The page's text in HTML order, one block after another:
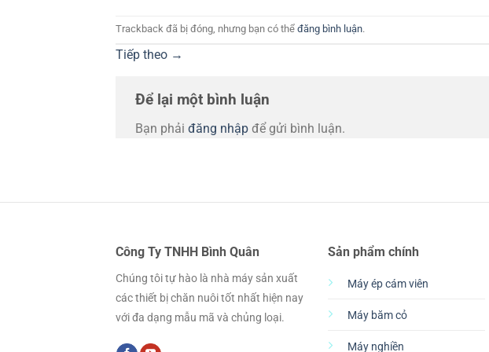
Trackback đã bị đóng, nhưng bạn có thể đăng bình luận.
Tiếp theo →
Để lại một bình luận
Bạn phải đăng nhập để gửi bình luận.
Công Ty TNHH Bình Quân
Chúng tôi tự hào là nhà máy sản xuất
các thiết bị chăn nuôi tốt nhất hiện nay
với đa dạng mẫu mã và chủng loại.
Sản phẩm chính
Máy ép cám viên
Máy băm cỏ
Máy nghiền